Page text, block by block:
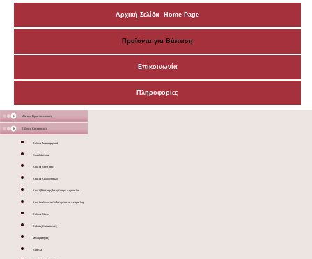
Αρχική Σελίδα Home Page
Προϊόντα για Βάπτιση
Επικοινωνία
Πληροφορίες
Μάσκες Προστατευτικές
Ξύλινες Κατασκευές
Ξύλινα Διακοσμητικά
Κουκλόσπιτα
Κουτιά Βάπτισης
Κουτιά Καλλυντικών
Κουτί βάπτισης Ντυμένο με Δερματίνη
Κουτί καλλυντικών Ντυμένο με Δερματίνη
Ξύλινα Sticks
Ειδικές Κατασκευές
Μολυβοθήκες
Κασπώ